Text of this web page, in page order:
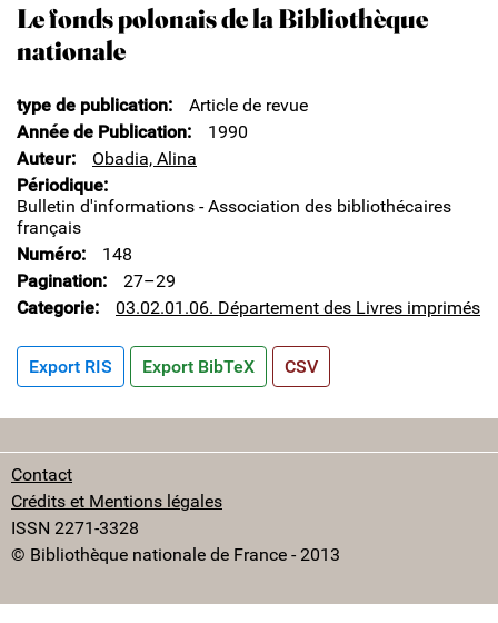
Le fonds polonais de la Bibliothèque
nationale
type de publication
Article de revue
Année de Publication
1990
Auteur
Obadia, Alina
Périodique
Bulletin d'informations - Association des bibliothécaires
français
Numéro
148
Pagination
27–29
Categorie
03.02.01.06. Département des Livres imprimés
Export RIS Export BibTeX CSV
Contact
Crédits et Mentions légales
ISSN 2271-3328
© Bibliothèque nationale de France - 2013